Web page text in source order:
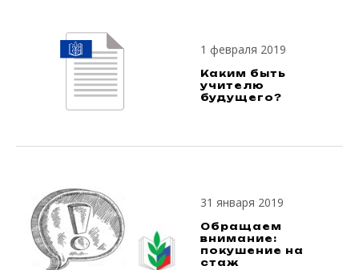
1 февраля 2019
Каким быть
учителю
будущего?
31 января 2019
Обращаем
внимание:
покушение на
стаж